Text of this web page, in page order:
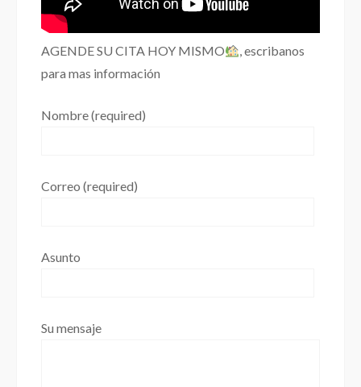
AGENDE SU CITA HOY MISMO
, escribanos
para mas información
Nombre (required)
Correo (required)
Asunto
Su mensaje